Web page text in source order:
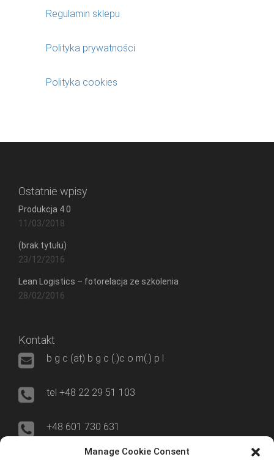
Manage Cookie Consent
Regulamin sklepu
Polityka prywatności
Polityka cookies
Ostatnie wpisy
Produkcja 4.0
11/03/2018
(brak tytułu)
23/12/2016
Lean Logistics – fotorelacja ze szkolenia
28/02/2016
Kontakt
b g c (at) b g c (.)c o m(.) p l
tel +48 22 29 51 103
+48 601 730 631